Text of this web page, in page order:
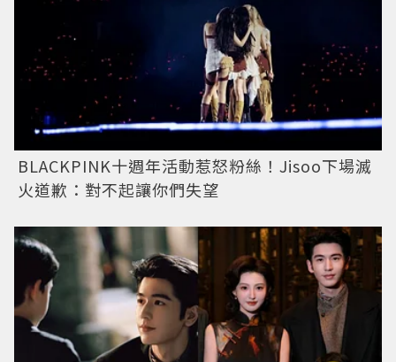
BLACKPINK十週年活動惹怒粉絲！Jisoo下場滅
火道歉：對不起讓你們失望